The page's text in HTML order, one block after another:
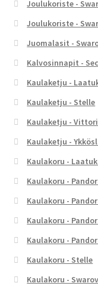
Joulukoriste -
Joulukoriste -
Juomalasit -
Kalvosinnapit -
Kaulaketju -
Kaulaketju - Stelle
Kaulaketju -
Kaulaketju -
Kaulakoru -
Kaulakoru -
Kaulakoru -
Kaulakoru -
Kaulakoru -
Kaulakoru - Stelle
Kaulakoru -